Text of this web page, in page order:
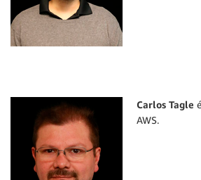
Carlos Tagle
AWS.